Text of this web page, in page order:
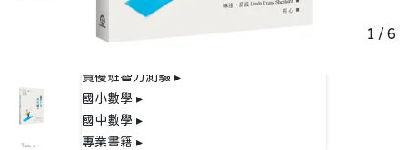
前程全部書籍
學前幼兒
資優班智力測驗 ▸
國小數學 ▸
國中數學 ▸
專業書籍 ▸
1 /6